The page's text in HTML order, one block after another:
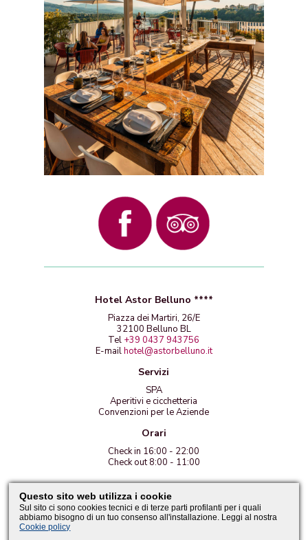
Hotel Astor Belluno ****
Piazza dei Martiri, 26/E
32100 Belluno BL
Tel +39 0437 943756
E-mailhotel@astorbelluno.it
Servizi
SPA
Aperitivi e cicchetteria
Convenzioni per le Aziende
Orari
Check in 16:00 - 22:00
Check out 8:00 - 11:00
PI 01201760251
Policy e Cookies Privacy
IT/EN
Questo sito web utilizza i cookie
Sul sito ci sono cookies tecnici e di terze parti profilanti per i quali
abbiamo bisogno di un tuo consenso all'installazione. Leggi al nostra
Cookie policy